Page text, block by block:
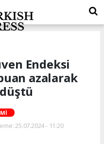
Endeksi
azalarak
25.07.2024 - 11:20